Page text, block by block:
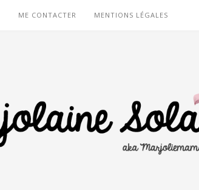
ME CONTACTER MENTIONS LÉGALES